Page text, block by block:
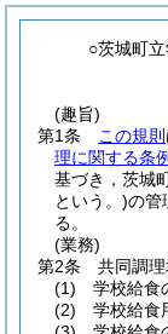
○茨城町
(趣旨)
第1条
この規則
理に関する条例
基づき，茨城
という。)の管
る。
(業務)
第2条
共同調理
(1)
学校給食
(2)
学校給食